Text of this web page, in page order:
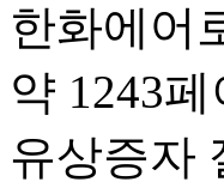
한화에어
약 1243
유상증자